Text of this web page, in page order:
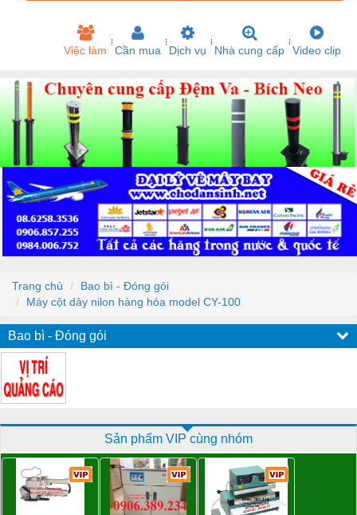
Việc làm Cần mua Dịch vụ Nhà cung cấp Video clip
Trang chủ
Bao bì - Đóng gói
Máy cột dây nilon hàng hóa model CY-100
Bao bì - Đóng gói
Sản phẩm VIP cùng nhóm